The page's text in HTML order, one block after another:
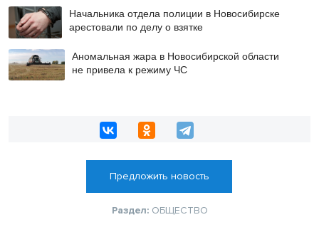
Начальника отдела полиции в Новосибирске
арестовали по делу о взятке
Аномальная жара в Новосибирской области
не привела к режиму ЧС
Предложить новость
Раздел: ОБЩЕСТВО